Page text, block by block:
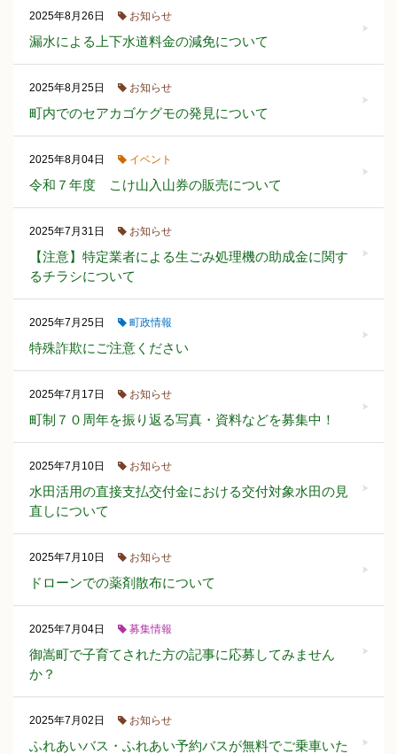
2025年8月26日 お知らせ
漏水による上下水道料金の減免について
2025年8月25日 お知らせ
町内でのセアカゴケグモの発見について
2025年8月04日 イベント
令和７年度 こけ山入山券の販売について
2025年7月31日 お知らせ
【注意】特定業者による生ごみ処理機の助成金に関す
るチラシについて
2025年7月25日 町政情報
特殊詐欺にご注意ください
2025年7月17日 お知らせ
町制７０周年を振り返る写真・資料などを募集中！
2025年7月10日 お知らせ
水田活用の直接支払交付金における交付対象水田の見
直しについて
2025年7月10日 お知らせ
ドローンでの薬剤散布について
2025年7月04日 募集情報
御嵩町で子育てされた方の記事に応募してみません
か？
2025年7月02日 お知らせ
ふれあいバス・ふれあい予約バスが無料でご乗車いた